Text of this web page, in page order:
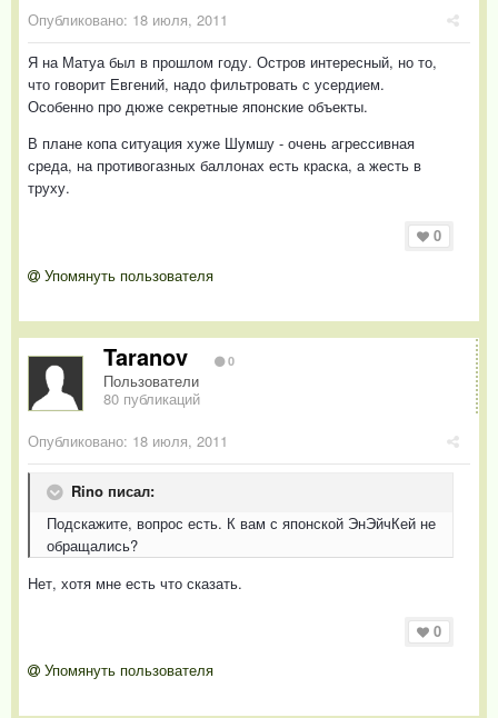
Опубликовано: 18 июля, 2011
Я на Матуа был в прошлом году. Остров интересный, но то,
что говорит Евгений, надо фильтровать с усердием.
Особенно про дюже секретные японские объекты.
В плане копа ситуация хуже Шумшу - очень агрессивная
среда, на противогазных баллонах есть краска, а жесть в
труху.
0
Упомянуть пользователя
Taranov 0
Пользователи
80 публикаций
Опубликовано: 18 июля, 2011
Rino писал:
Подскажите, вопрос есть. К вам с японской ЭнЭйчКей не
обращались?
Нет, хотя мне есть что сказать.
0
Упомянуть пользователя